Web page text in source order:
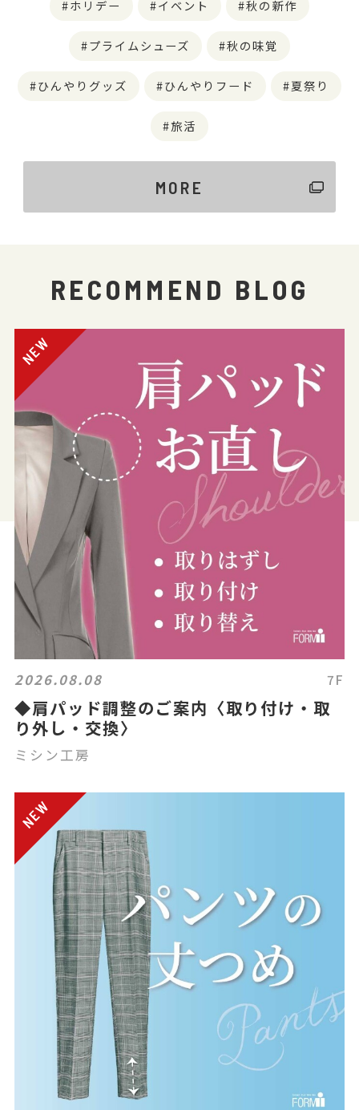
ホリデー イベント 秋の新作
プライムシューズ 秋の味覚
ひんやりグッズ ひんやりフード 夏祭り
旅活
MORE
RECOMMEND BLOG
2026.08.08 7F
◆肩パッド調整のご案内〈取り付け・取
り外し・交換〉
ミシン工房